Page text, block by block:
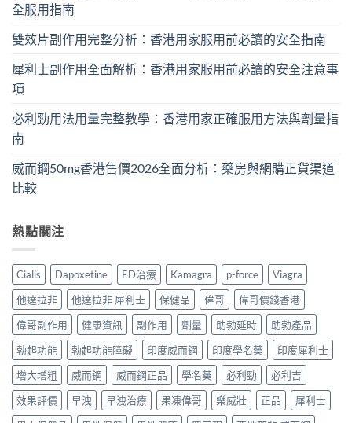
全服用指南
雙效片副作用完整分析：香港用家服用前必讀的安全指南
犀利士副作用全面解析：香港用家服用前必讀的安全注意事
項
必利勁用法用量完整教學：香港用家正確服用方法與劑量指
南
威而鋼50mg香港售價2026全面分析：藥房與網購正貨渠道
比較
熱點關注
Cialis Dapoxetine ED治療 Kamagra p-force
Viagra
他達拉非
他達拉非 犀利士 保健品 偉哥
偉哥價錢香港
偉哥副作用
健康資訊 副作用 劑量 助勃延時
助勃產品
勃起功能
勃起功能障礙 印度威而鋼 印度學名藥
印度犀利士
增大增粗
威而鋼 威而鋼正品 學名藥 必利勁
必利吉
效果評價
早洩 早洩治療 果凍偉哥 樂威壯 正品
犀利士